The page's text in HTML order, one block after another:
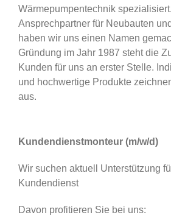
Wärmepumpentechnik
Ansprechpartner für Neubauten
haben wir uns einen Namen
Gründung im Jahr 1987 steht die
Kunden für uns an erster Stelle.
und hochwertige Produkte
aus.
Kundendienstmonteur (m/w/d)
Wir suchen aktuell Unterstützung
Kundendienst
Davon profitieren Sie bei uns: